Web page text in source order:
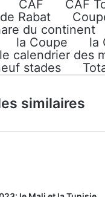
CAF CAF
Rabat
du continent
la Coupe la
le calendrier des
stades
similaires